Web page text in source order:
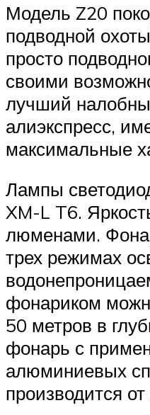
Модель Z20
подводной
просто
своими
лучший
алиэкспресс,
максимальные
Лампы
XM-L T6.
люменами.
трех режимах
фонариком
50 метров в
фонарь с
алюминиевых
производится